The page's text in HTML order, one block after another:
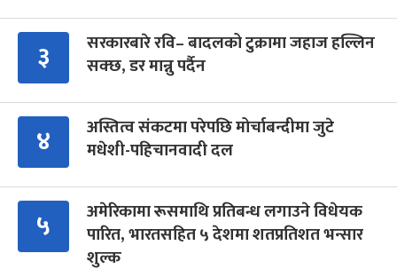
३
सरकारबारे रवि– बादलको टुक्रामा जहाज हल्लिन
सक्छ, डर मान्नु पर्दैन
४
अस्तित्व संकटमा परेपछि मोर्चाबन्दीमा जुटे
मधेशी-पहिचानवादी दल
५
अमेरिकामा रूसमाथि प्रतिबन्ध लगाउने विधेयक
पारित, भारतसहित ५ देशमा शतप्रतिशत भन्सार
शुल्क